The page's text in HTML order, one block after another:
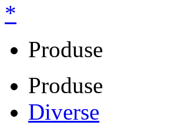
*
Produse
Produse
Diverse